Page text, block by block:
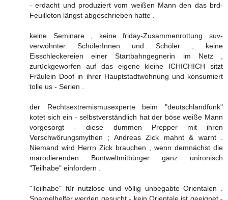
- erdacht und produziert vom weißen Mann den das brd-
Feuilleton längst abgeschrieben hatte .
keine Seminare , keine friday-Zusammenrottung suv-
verwöhnter SchölerInnen und Schöler , keine
Eisschleckereien einer Startbahngegnerin im Netz ,
zurückgeworfen auf das eigene kleine ICHICHICH sitzt
Fräulein Doof in ihrer Hauptstadtwohnung und konsumiert
tolle us - Serien .
der Rechtsextremismusexperte beim "deutschlandfunk"
kotet sich ein - selbstverständlich hat der böse weiße Mann
vorgesorgt - diese dummen Prepper mit ihren
Verschwörungsmythen ; Andreas Zick mahnt & warnt .
Niemand wird Herrn Zick brauchen , wenn demnächst die
marodierenden Buntweltmitbürger ganz unironisch
"Teilhabe" einfordern .
"Teilhabe" für nutzlose und völlig unbegabte Orientalen .
Spargelhelfer werden gesucht - kein Orientale ist geeignet -